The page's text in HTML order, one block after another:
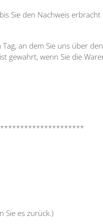
Sie den Nachweis erbracht
an dem Sie uns über den
gewahrt, wenn Sie die
Sie es zurück.)